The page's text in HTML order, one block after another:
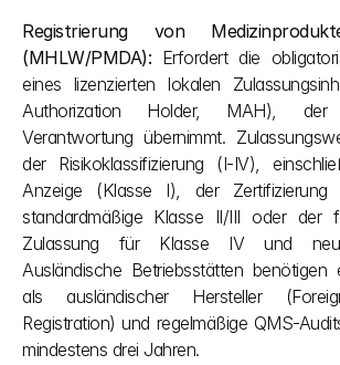
Registrierung von
(MHLW/PMDA): Erfordert die
eines lizenzierten lokalen
Authorization Holder, MAH),
Verantwortung übernimmt.
der Risikoklassifizierung (I-IV),
Anzeige (Klasse I), der
standardmäßige Klasse II/III oder der
Zulassung für Klasse IV und
Ausländische Betriebsstätten benötigen
als ausländischer Hersteller
Registration) und regelmäßige QMS-
mindestens drei Jahren.